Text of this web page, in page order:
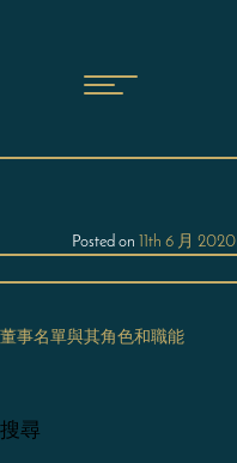
Posted on 11th 6 月 2020
文
章
董事名單與其角色和職能
搜尋